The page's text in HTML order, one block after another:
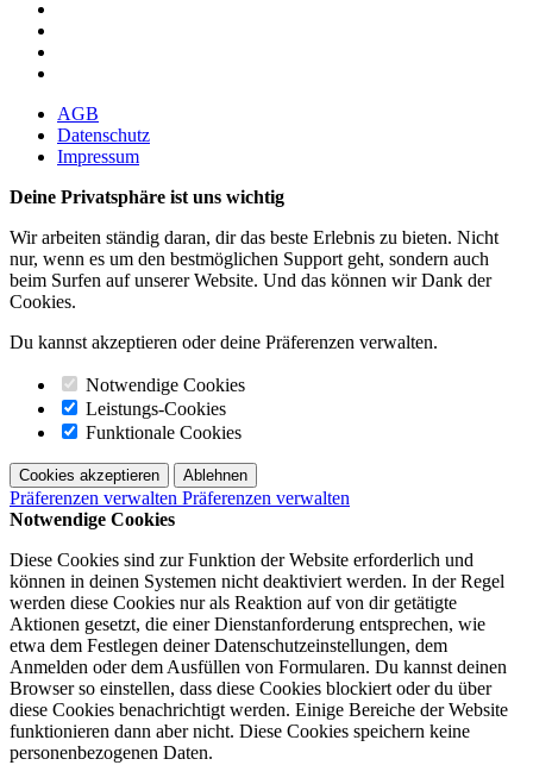
AGB
Datenschutz
Impressum
Deine Privatsphäre ist uns wichtig
Wir arbeiten ständig daran, dir das beste Erlebnis zu bieten. Nicht
nur, wenn es um den bestmöglichen Support geht, sondern auch
beim Surfen auf unserer Website. Und das können wir Dank der
Cookies.
Du kannst akzeptieren oder deine Präferenzen verwalten.
Notwendige Cookies
Leistungs-Cookies
Funktionale Cookies
Cookies akzeptieren Ablehnen
Präferenzen verwalten Präferenzen verwalten
Notwendige Cookies
Diese Cookies sind zur Funktion der Website erforderlich und
können in deinen Systemen nicht deaktiviert werden. In der Regel
werden diese Cookies nur als Reaktion auf von dir getätigte
Aktionen gesetzt, die einer Dienstanforderung entsprechen, wie
etwa dem Festlegen deiner Datenschutzeinstellungen, dem
Anmelden oder dem Ausfüllen von Formularen. Du kannst deinen
Browser so einstellen, dass diese Cookies blockiert oder du über
diese Cookies benachrichtigt werden. Einige Bereiche der Website
funktionieren dann aber nicht. Diese Cookies speichern keine
personenbezogenen Daten.